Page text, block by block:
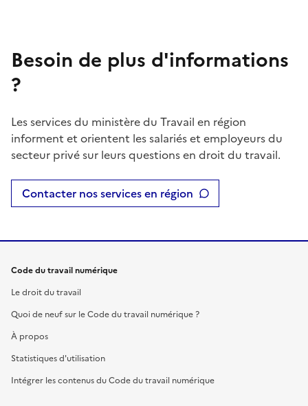
Besoin de plus d'informations
?
Les services du ministère du Travail en région
informent et orientent les salariés et employeurs du
secteur privé sur leurs questions en droit du travail.
Contacter nos services en région
Code du travail numérique
Le droit du travail
Quoi de neuf sur le Code du travail numérique ?
À propos
Statistiques d'utilisation
Intégrer les contenus du Code du travail numérique